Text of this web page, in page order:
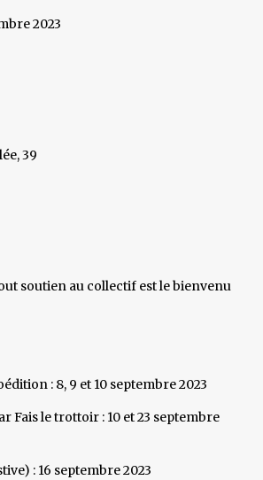
2023
39
soutien au collectif est le bienvenu
: 8, 9 et 10 septembre 2023
Fais le trottoir : 10 et 23 septembre
: 16 septembre 2023